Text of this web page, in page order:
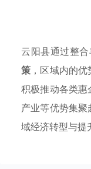
云阳县通过整
策 ，区域内的
积极推动各类
产业等优势集
域经济转型与提